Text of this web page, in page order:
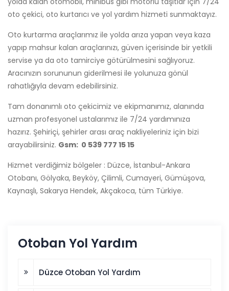
oto çekici, oto kurtarıcı ve yol yardım hizmeti sunmaktayız.
Oto kurtarma araçlarımız ile yolda arıza yapan veya kaza
yapıp mahsur kalan araçlarınızı, güven içerisinde bir yetkili
servise ya da oto tamirciye götürülmesini sağlıyoruz.
Aracınızın sorununun giderilmesi ile yolunuza gönül
rahatlığıyla devam edebilirsiniz.
Tam donanımlı oto çekicimiz ve ekipmanımız, alanında
uzman profesyonel ustalarımız ile 7/24 yardımınıza
hazırız. Şehiriçi, şehirler arası araç nakliyeleriniz için bizi
arayabilirsiniz. Gsm: 0 539 777 15 15
Hizmet verdiğimiz bölgeler : Düzce, İstanbul-Ankara
Otobanı, Gölyaka, Beyköy, Çilimli, Cumayeri, Gümüşova,
Kaynaşlı, Sakarya Hendek, Akçakoca, tüm Türkiye.
Otoban Yol Yardım
Düzce Otoban Yol Yardım